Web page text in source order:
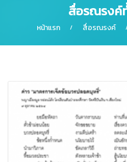
สื่อรณรงค์
หน้าแรก สื่อรณรงค์